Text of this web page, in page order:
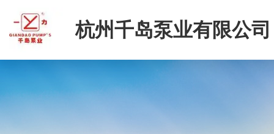
杭州千岛泵业有限公司